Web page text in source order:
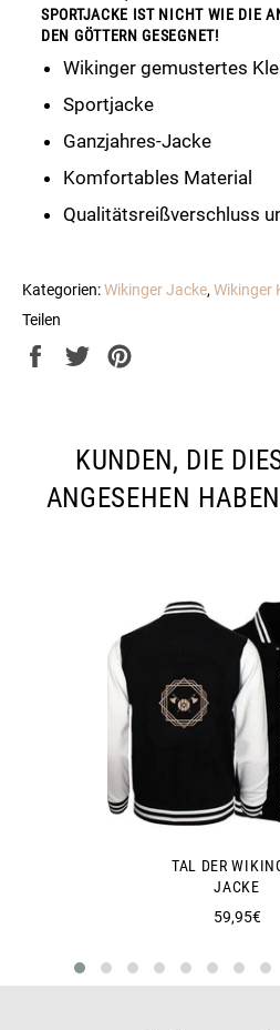
SPORTJACKE IST NICHT WIE DIE
DEN GÖTTERN GESEGNET!
Wikinger gemustertes
Sportjacke
Ganzjahres-Jacke
Komfortables Material
Qualitätsreißverschluss
Kategorien:Wikinger Jacke,Wikinger
Teilen
Auf
Auf
KUNDEN, DIE
ANGESEHEN
TAL DER
JACKE
Normaler
59,95€